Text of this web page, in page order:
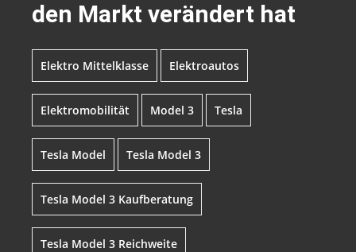
den Markt verändert hat
Elektro Mittelklasse Elektroautos
Elektromobilität Model 3 Tesla
Tesla Model Tesla Model 3
Tesla Model 3 Kaufberatung
Tesla Model 3 Reichweite